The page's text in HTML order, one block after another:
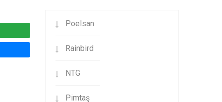
Poelsan
Rainbird
NTG
Pimtaş